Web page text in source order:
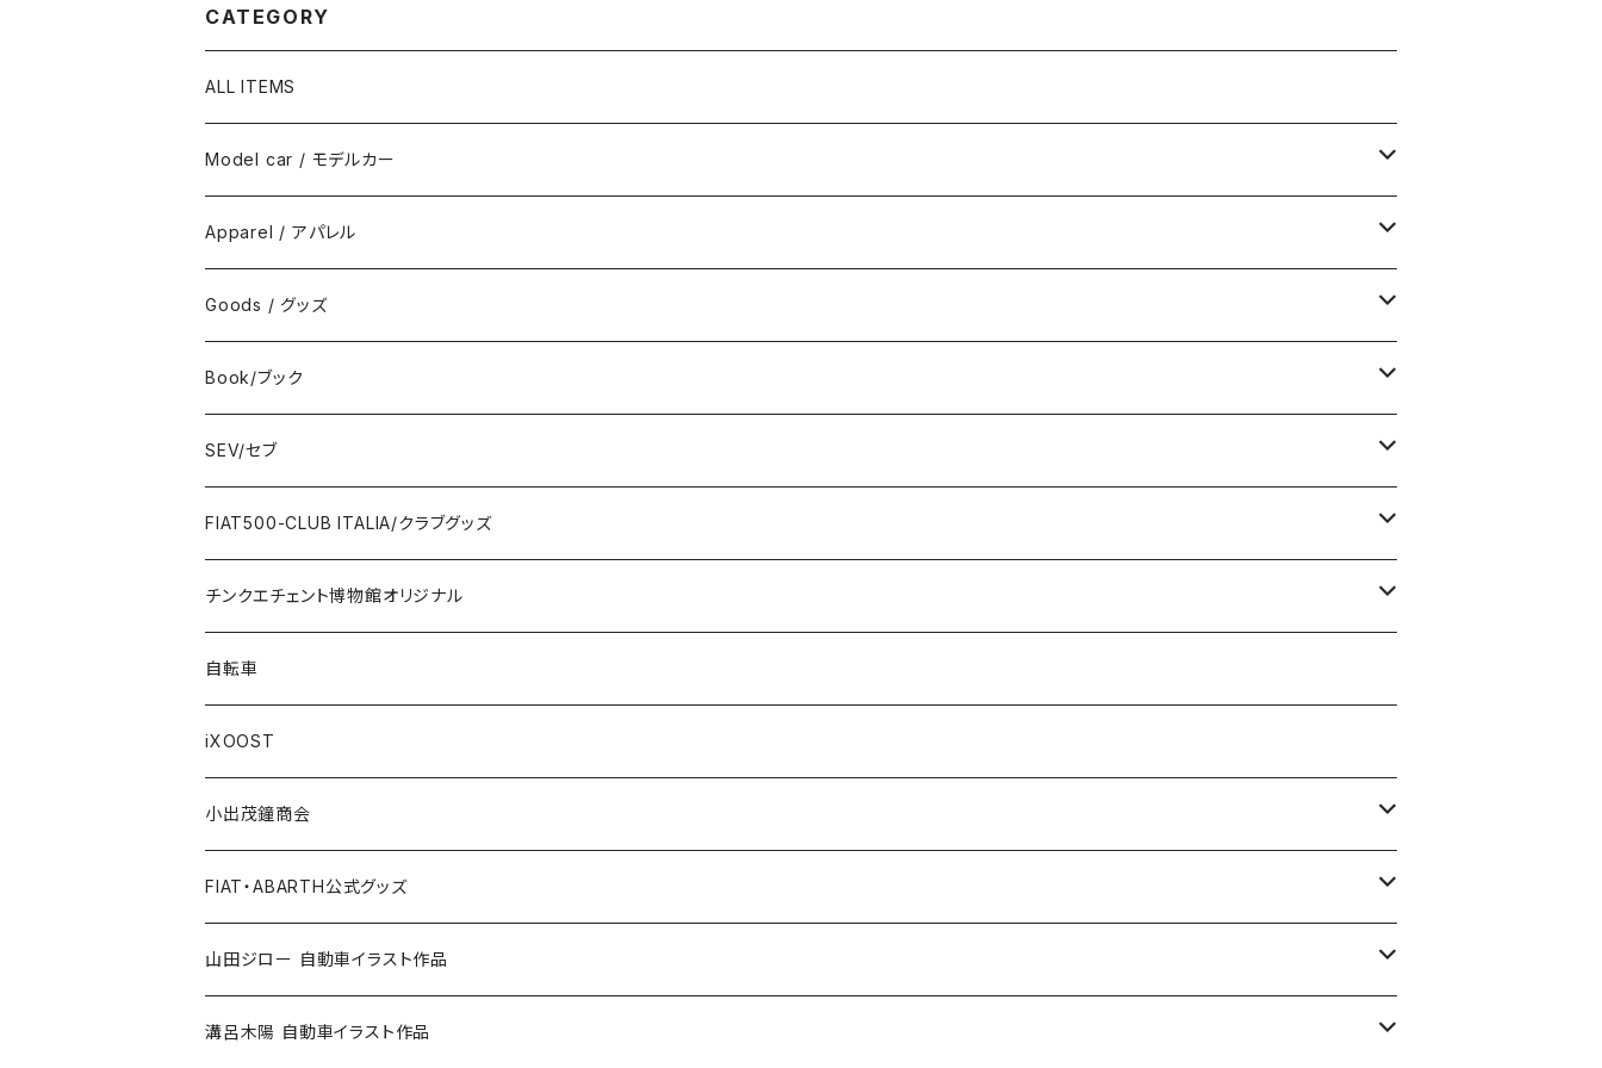
CATEGORY
ALL ITEMS
Model car / モデルカー
FIAT
ABARTH
DeAGOSTINI
Giannini
FERRARI
LANCIA
AUTOBIANCHI
Others / その他
Apparel / アパレル
Wear / ウエア
Bag / バッグ
Towel / タオル
Wallet / 財布
Key Case / キーケース
Key Ring / キーリング
Belt / ベルト
Handkerchief / ハンカチ
Cap / キャップ
Others / その他
Accessories / アクセサリー
Goods / グッズ
Sticker / ステッカー
Badge / バッジ
Lunch box / ランチボックス
Flag / フラッグ
Ornament / 置物
Bicycle accessories / 自転車関連
Pen / ペン
Illustration / イラスト
小出茂鐘商会
イラストスタンド
Doll / ドール
Auto parts / カーパーツ
Book/ブック
ABARTH/アバルト
KOIDESHIGEKANESHOUKAI/小出茂鐘商会
FIAT500/フィアット500
FIAT/フィアット
Race/レース
Others / その他
SEV/セブ
Automobile/自動車
Health/健康
FIAT500-CLUB ITALIA/クラブグッズ
Bag/バッグ
Sticker/ステッカー
Emblem/エンブレム
Goods／グッズ
Miniature Car／ミニカー
Wear／ウェア
チンクエチェント博物館オリジナル
Sticker / ステッカー
Bag / バッグ
Tshirt / Tシャツ
Pouch / ポーチ
Steel badge / 缶バッジ
ABARTH CLUB MCRT
自転車
iXOOST
小出茂鐘商会
イラストスタンド
FIAT・ABARTH公式グッズ
Wallet / 財布
Bag / バッグ
山田ジロー 自動車イラスト作品
A3・A2サイズ
溝呂木陽 自動車イラスト作品